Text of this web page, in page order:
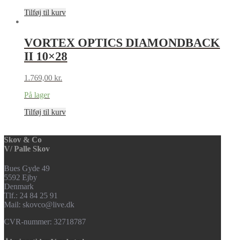
Tilføj til kurv
VORTEX OPTICS DIAMONDBACK
II 10×28
1.769,00 kr.
På lager
Tilføj til kurv
Skov & Co
V/ Palle Skov
Bues Gyde 49
5592 Ejby
Denmark
Tlf.: 24 84 25 91
Mail: skovco@live.dk
CVR-nummer: 32718787